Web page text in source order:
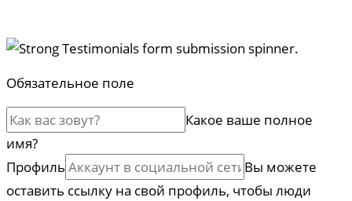
Обязательное поле
Какое ваше полное
имя?
Профиль
Вы можете
оставить ссылку на свой профиль, чтобы люди